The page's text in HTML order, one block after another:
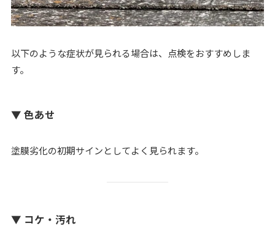
以下のような症状が見られる場合は、点検をおすすめしま
す。
▼ 色あせ
塗膜劣化の初期サインとしてよく見られます。
▼ コケ・汚れ